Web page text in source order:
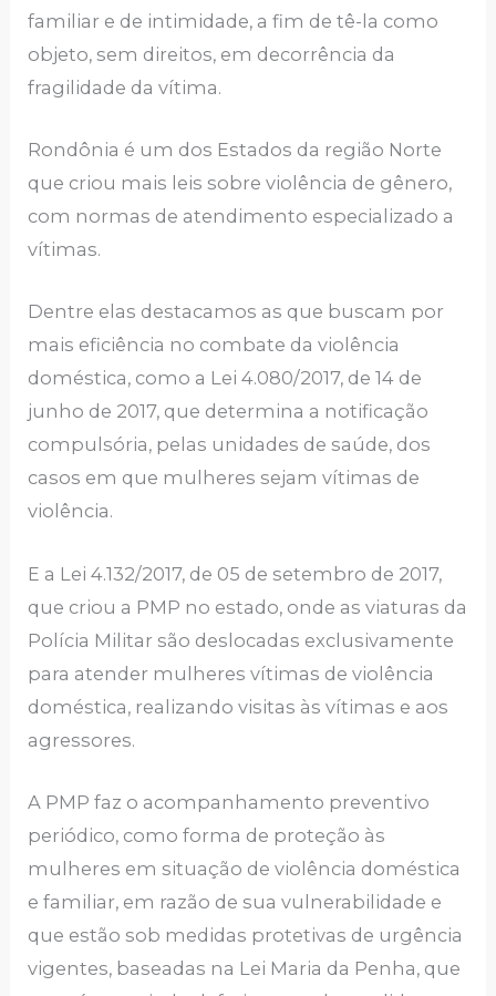
familiar e de intimidade, a fim de tê-la como
objeto, sem direitos, em decorrência da
fragilidade da vítima.
Rondônia é um dos Estados da região Norte
que criou mais leis sobre violência de gênero,
com normas de atendimento especializado a
vítimas.
Dentre elas destacamos as que buscam por
mais eficiência no combate da violência
doméstica, como a Lei 4.080/2017, de 14 de
junho de 2017, que determina a notificação
compulsória, pelas unidades de saúde, dos
casos em que mulheres sejam vítimas de
violência.
E a Lei 4.132/2017, de 05 de setembro de 2017,
que criou a PMP no estado, onde as viaturas da
Polícia Militar são deslocadas exclusivamente
para atender mulheres vítimas de violência
doméstica, realizando visitas às vítimas e aos
agressores.
A PMP faz o acompanhamento preventivo
periódico, como forma de proteção às
mulheres em situação de violência doméstica
e familiar, em razão de sua vulnerabilidade e
que estão sob medidas protetivas de urgência
vigentes, baseadas na Lei Maria da Penha, que